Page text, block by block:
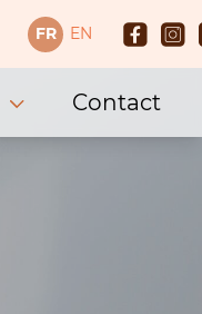
FR EN
Contact